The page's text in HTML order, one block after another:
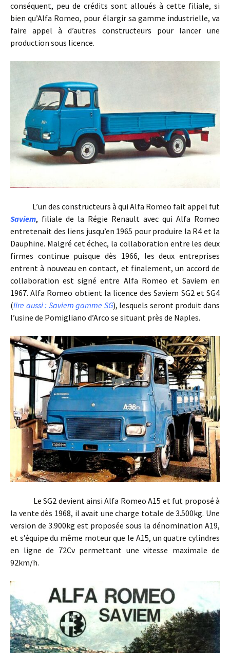
conséquent, peu de crédits sont alloués à cette filiale, si
bien qu’Alfa Romeo, pour élargir sa gamme industrielle, va
faire appel à d’autres constructeurs pour lancer une
production sous licence.
L’un des constructeurs à qui Alfa Romeo fait appel fut
Saviem, filiale de la Régie Renault avec qui Alfa Romeo
entretenait des liens jusqu’en 1965 pour produire la R4 et la
Dauphine. Malgré cet échec, la collaboration entre les deux
firmes continue puisque dès 1966, les deux entreprises
entrent à nouveau en contact, et finalement, un accord de
collaboration est signé entre Alfa Romeo et Saviem en
1967. Alfa Romeo obtient la licence des Saviem SG2 et SG4
(lire aussi : Saviem gamme SG), lesquels seront produit dans
l’usine de Pomigliano d’Arco se situant près de Naples.
Le SG2 devient ainsi Alfa Romeo A15 et fut proposé à
la vente dès 1968, il avait une charge totale de 3.500kg. Une
version de 3.900kg est proposée sous la dénomination A19,
et s’équipe du même moteur que le A15, un quatre cylindres
en ligne de 72Cv permettant une vitesse maximale de
92km/h.